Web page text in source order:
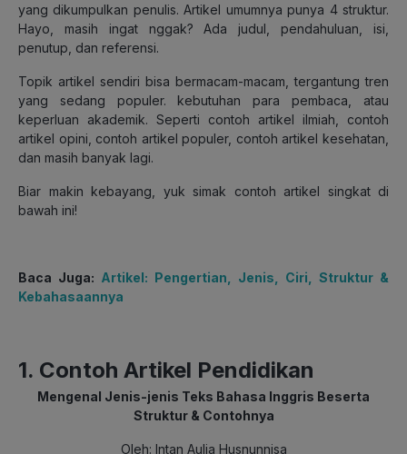
yang dikumpulkan penulis. Artikel umumnya punya 4 struktur.
Hayo, masih ingat nggak? Ada judul, pendahuluan, isi,
penutup, dan referensi.
Topik artikel sendiri bisa bermacam-macam, tergantung tren
yang sedang populer. kebutuhan para pembaca, atau
keperluan akademik. Seperti contoh artikel ilmiah, contoh
artikel opini, contoh artikel populer, contoh artikel kesehatan,
dan masih banyak lagi.
Biar makin kebayang, yuk simak contoh artikel singkat di
bawah ini!
Baca Juga: Artikel: Pengertian, Jenis, Ciri, Struktur &
Kebahasaannya
1. Contoh Artikel Pendidikan
Mengenal Jenis-jenis Teks Bahasa Inggris Beserta
Struktur & Contohnya
Oleh: Intan Aulia Husnunnisa